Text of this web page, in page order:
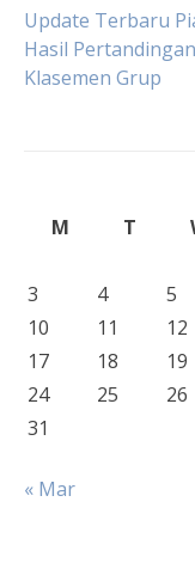
Post
Update Terbaru
Hasil
Klasemen Grup
M
T
3
4 5
10
11 12
17
18 19
24
25 26
31
« Mar